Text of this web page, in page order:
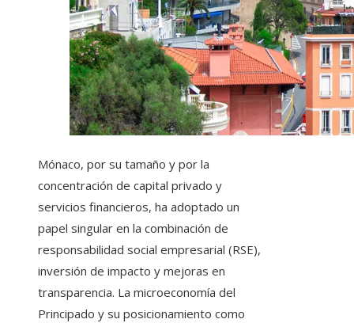
Mónaco, por su tamaño y por la
concentración de capital privado y
servicios financieros, ha adoptado un
papel singular en la combinación de
responsabilidad social empresarial (RSE),
inversión de impacto y mejoras en
transparencia. La microeconomía del
Principado y su posicionamiento como